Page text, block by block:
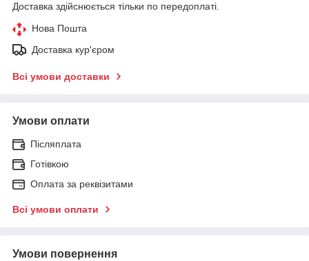
Доставка здійснюється тільки по передоплаті.
Нова Пошта
Доставка кур'єром
Всі умови доставки
Умови оплати
Післяплата
Готівкою
Оплата за реквізитами
Всі умови оплати
Умови повернення